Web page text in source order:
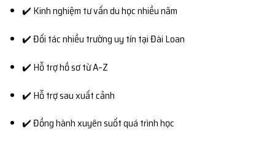
✔️ Kinh nghiệm tư vấn du học nhiều năm
✔️ Đối tác nhiều trường uy tín tại Đài Loan
✔️ Hỗ trợ hồ sơ từ A–Z
✔️ Hỗ trợ sau xuất cảnh
✔️ Đồng hành xuyên suốt quá trình học